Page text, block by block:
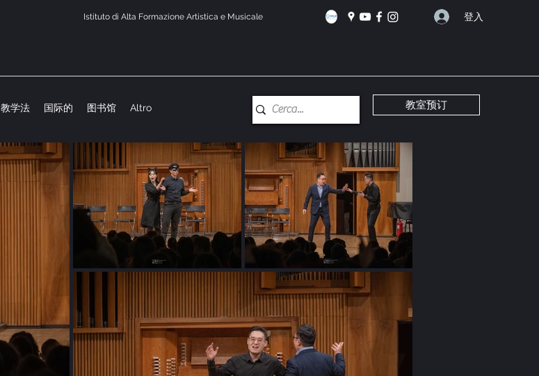
Istituto di Alta Formazione Artistica e Musicale 登入
教学法 国际的 图书馆 Altro 教室预订